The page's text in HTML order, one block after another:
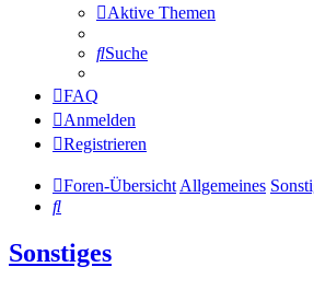
Aktive Themen
Suche
FAQ
Anmelden
Registrieren
Foren-ÜbersichtAllgemeines
Suche
Sonstiges